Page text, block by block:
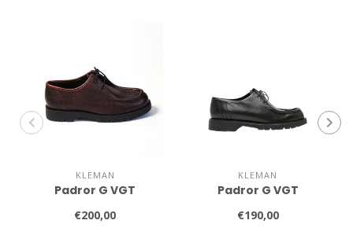
KLEMAN
Padror G VGT
€200,00
KLEMAN
Padror G VGT
€190,00